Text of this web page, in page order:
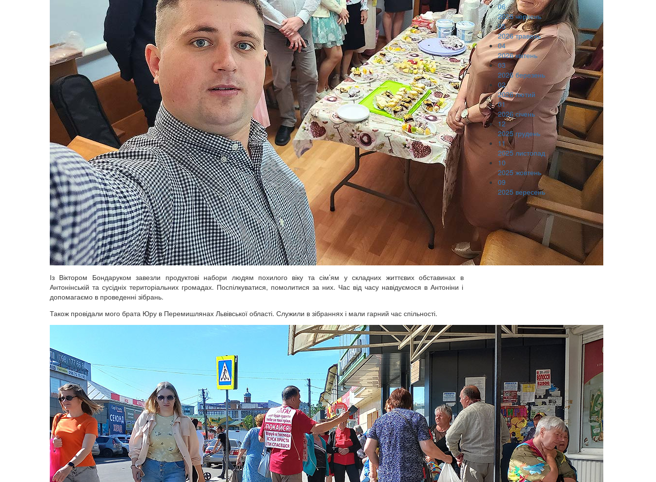
Із Віктором Бондаруком завезли продуктові набори людям похилого віку та сім’ям у складних життєвих обставинах в
Антонінській та сусідніх територіальних громадах. Поспілкуватися, помолитися за них. Час від часу навідуємося в Антоніни і
допомагаємо в проведенні зібрань.
Також провідали мого брата Юру в Перемишлянах Львівської області. Служили в зібраннях і мали гарний час спільності.
06
2026 червень
05
2026 травень
04
2026 квітень
03
2026 березень
02
2026 лютий
01
2026 січень
12
2025 грудень
11
2025 листопад
10
2025 жовтень
09
2025 вересень